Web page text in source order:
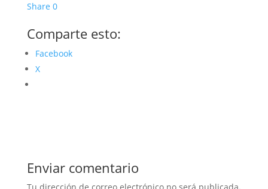
Share 0
Comparte esto:
Facebook
X
Enviar comentario